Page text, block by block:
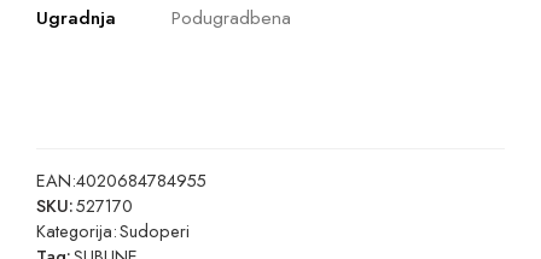
Ugradnja
Podugradbena
EAN:4020684784955
SKU:527170
Kategorija:Sudoperi